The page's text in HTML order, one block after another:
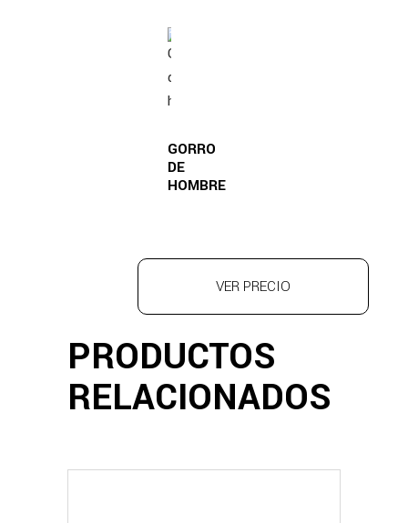
GORRO
DE
HOMBRE
VER PRECIO
PRODUCTOS
RELACIONADOS